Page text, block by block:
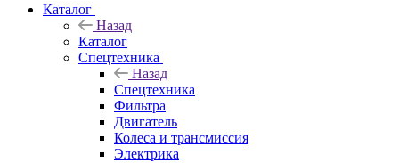
Каталог
Назад
Каталог
Спецтехника
Назад
Спецтехника
Фильтра
Двигатель
Колеса и трансмиссия
Электрика